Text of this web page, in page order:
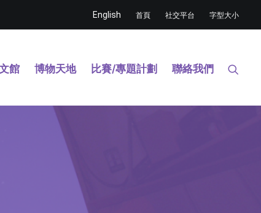
English 首頁 社交平台 字型大小
館 博物天地 比賽/專題計劃 聯絡我們